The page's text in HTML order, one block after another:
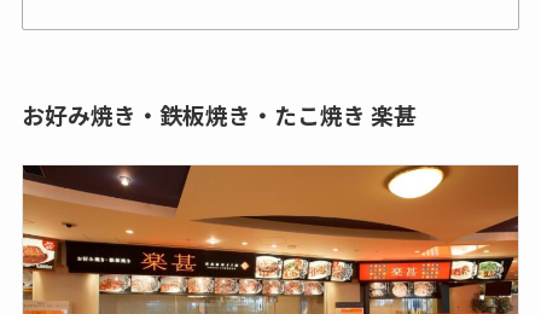
お好み焼き・鉄板焼き・たこ焼き 楽甚